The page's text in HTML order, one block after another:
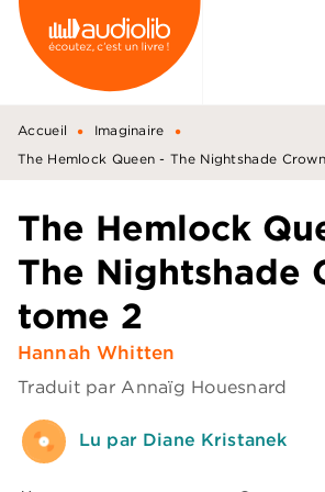
MENU RECHERCHE
PIED DE PAGE
Accueil • Imaginaire •
The Hemlock Queen - The Nightshade
The Hemlock
The Nightshade
tome 2
Hannah Whitten
Traduit parAnnaïg Houesnard
Lu par Diane Kristanek